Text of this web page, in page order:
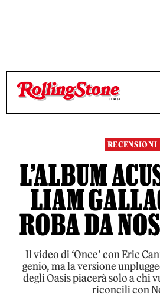
TEMPO DI LETTURA 4 MINUTI
TEMPO DI LETTURA 4 MINUTI
RECENSIONI
L’ALBUM
LIAM
ROBA DA
Il video di ‘Once’ con Eric
genio, ma la versione
degli Oasis piacerà solo a chi
riconcili con